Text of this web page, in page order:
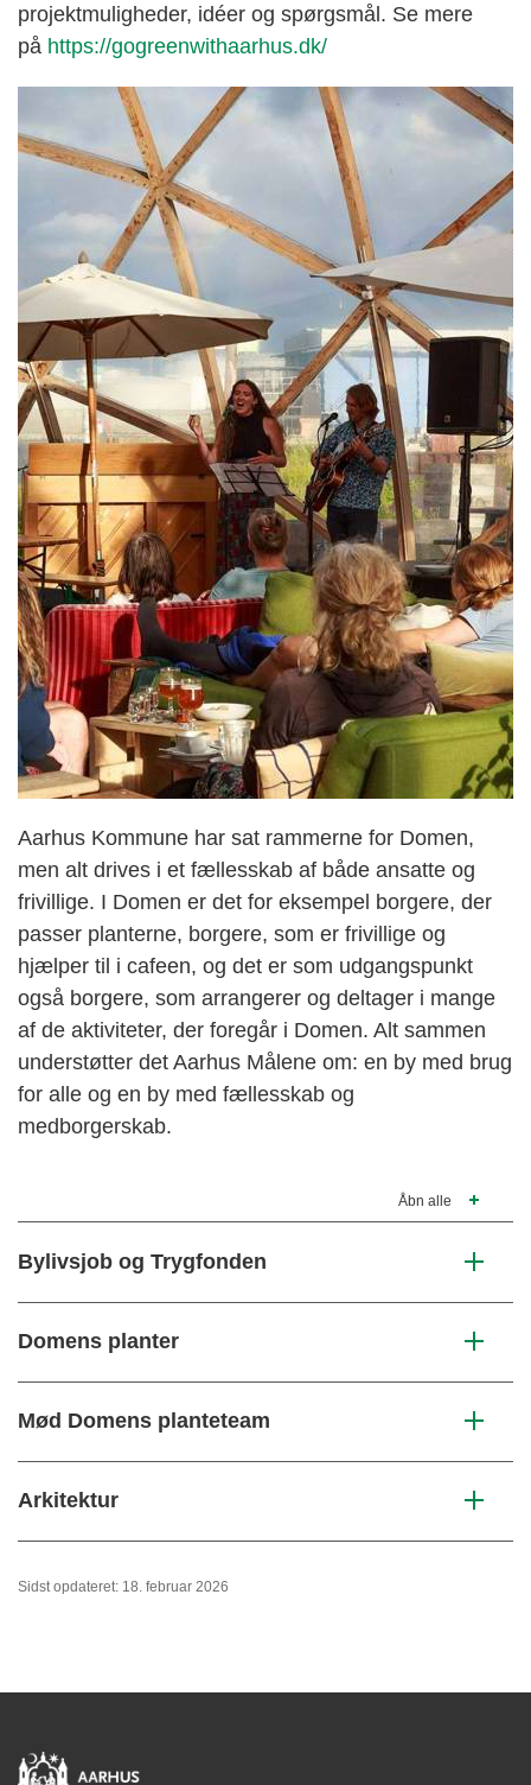
projektmuligheder, idéer og spørgsmål. Se mere
på https://gogreenwithaarhus.dk/
Aarhus Kommune har sat rammerne for Domen,
men alt drives i et fællesskab af både ansatte og
frivillige. I Domen er det for eksempel borgere, der
passer planterne, borgere, som er frivillige og
hjælper til i cafeen, og det er som udgangspunkt
også borgere, som arrangerer og deltager i mange
af de aktiviteter, der foregår i Domen. Alt sammen
understøtter det Aarhus Målene om: en by med brug
for alle og en by med fællesskab og
medborgerskab.
Åbn alle
Bylivsjob og Trygfonden
Domens planter
Mød Domens planteteam
Arkitektur
Sidst opdateret: 18. februar 2026